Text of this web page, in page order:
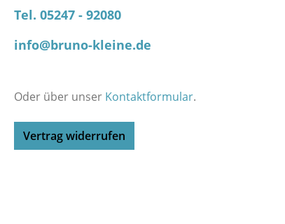
Tel. 05247 - 92080
info@bruno-kleine.de
Oder über unser Kontaktformular.
Vertrag widerrufen